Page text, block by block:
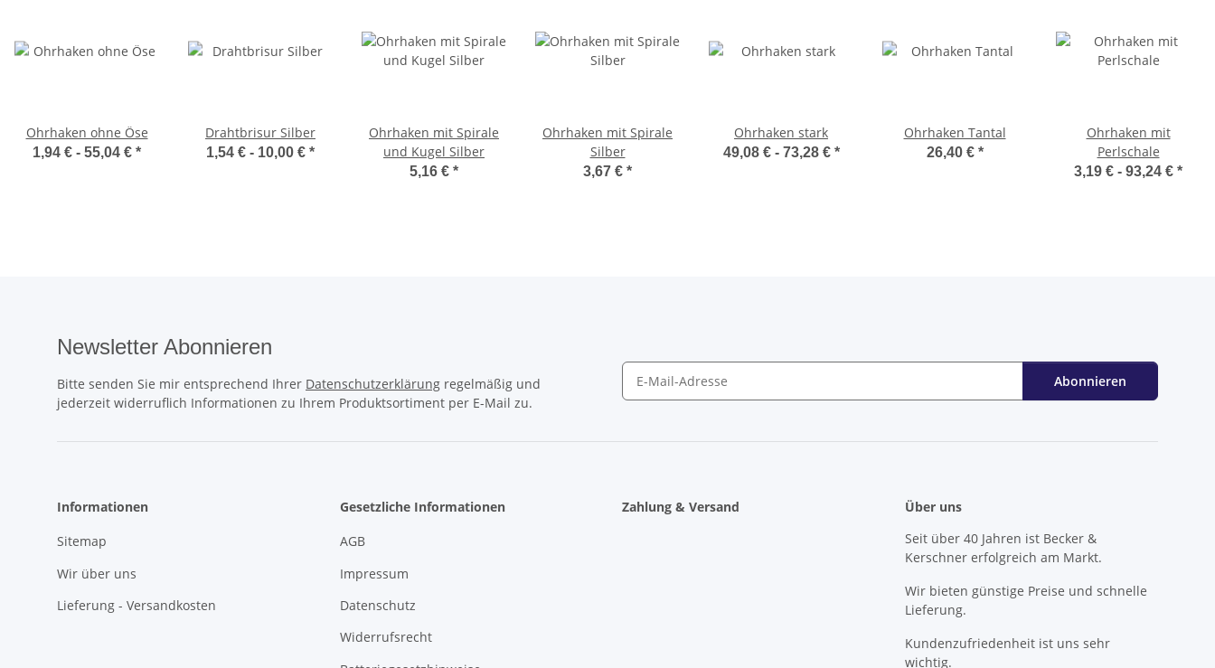
Ohrhaken ohne Öse
1,94 € - 55,04 € *
Drahtbrisur Silber
1,54 € - 10,00 € *
Ohrhaken mit Spirale
und Kugel Silber
5,16 € *
Ohrhaken mit Spirale
Silber
3,67 € *
Ohrhaken stark
49,08 € - 73,28 € *
Ohrhaken Tantal
26,40 € *
Ohrhaken mit
Perlschale
3,19 € - 93,24 € *
Newsletter Abonnieren
Bitte senden Sie mir entsprechend Ihrer Datenschutzerklärung regelmäßig und
jederzeit widerruflich Informationen zu Ihrem Produktsortiment per E-Mail zu.
Abonnieren
Informationen
Sitemap
Wir über uns
Lieferung - Versandkosten
Gesetzliche Informationen
AGB
Impressum
Datenschutz
Widerrufsrecht
Zahlung & Versand
Über uns
Seit über 40 Jahren ist Becker &
Kerschner erfolgreich am Markt.
Wir bieten günstige Preise und schnelle
Lieferung.
Kundenzufriedenheit ist uns sehr
wichtig.